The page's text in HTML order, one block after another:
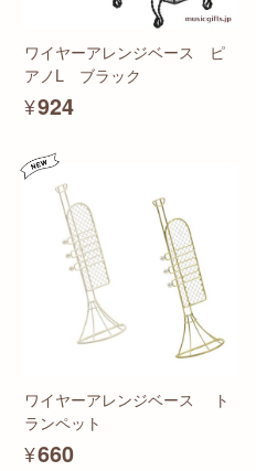
ワイヤーアレンジベース ピ
アノL ブラック
¥924
ワイヤーアレンジベース ト
ランペット
¥660